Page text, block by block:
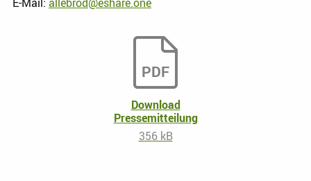
E-Mail: allebrod@eshare.one
PDF
Download
Pressemitteilung
356 kB